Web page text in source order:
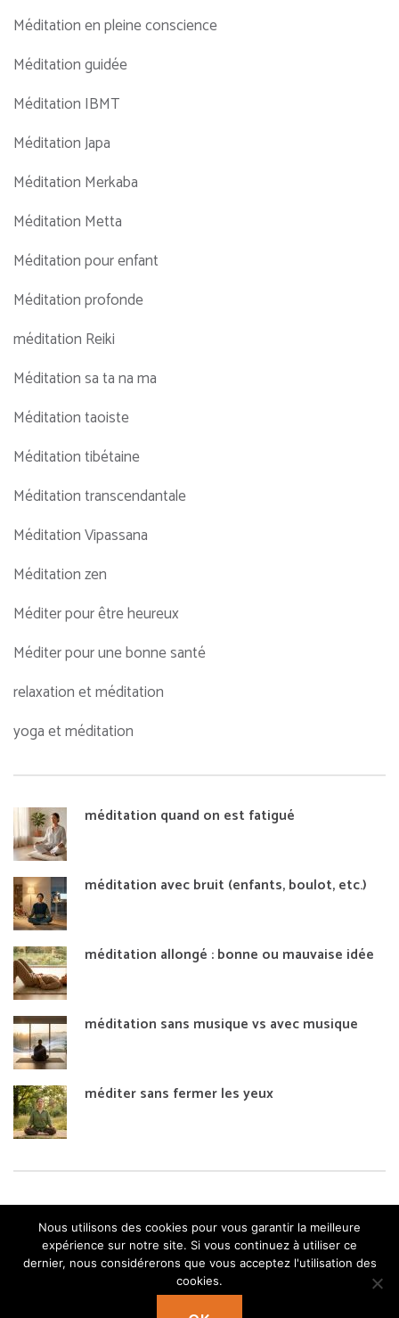
Méditation en pleine conscience
Méditation guidée
Méditation IBMT
Méditation Japa
Méditation Merkaba
Méditation Metta
Méditation pour enfant
Méditation profonde
méditation Reiki
Méditation sa ta na ma
Méditation taoiste
Méditation tibétaine
Méditation transcendantale
Méditation Vipassana
Méditation zen
Méditer pour être heureux
Méditer pour une bonne santé
relaxation et méditation
yoga et méditation
méditation quand on est fatigué
méditation avec bruit (enfants, boulot, etc.)
méditation allongé : bonne ou mauvaise idée
méditation sans musique vs avec musique
méditer sans fermer les yeux
OK Méditation. Pranayama Yoga |
Nous utilisons des cookies pour vous garantir la meilleure
expérience sur notre site. Si vous continuez à utiliser ce
dernier, nous considérerons que vous acceptez l'utilisation des
cookies.